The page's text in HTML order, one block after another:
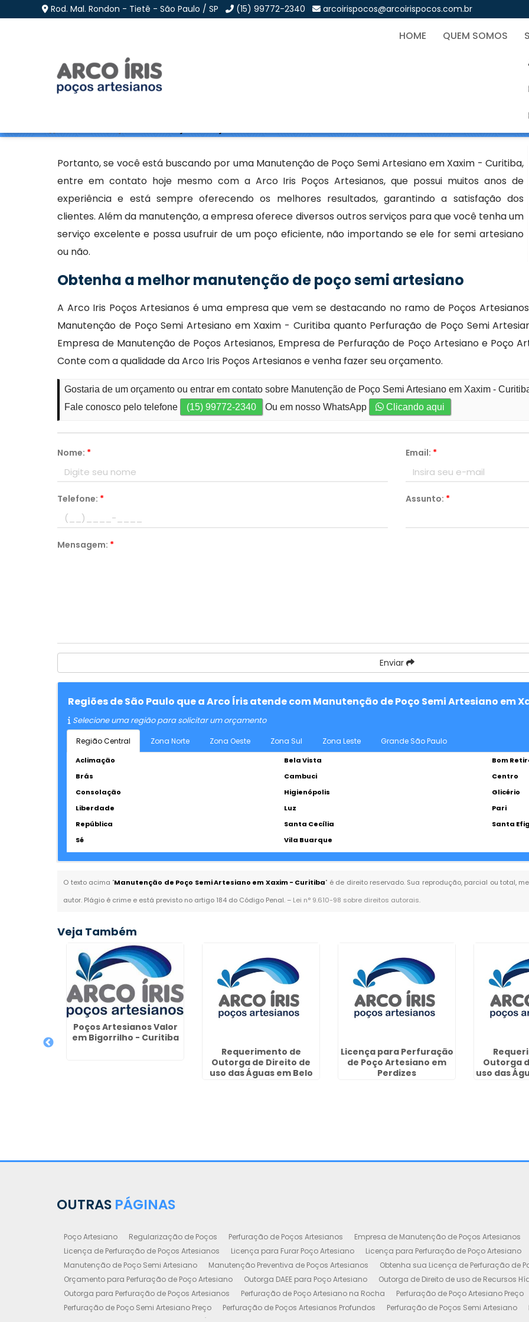
Rod. Mal. Rondon - Tietê - São Paulo / SP (15) 99772-2340 arcoirispocos@arcoirispocos.com.br
HOME QUEM SOMOS
Manutenção de Poço Semi Artesiano em Xaxim
Portanto, se você está buscando por uma Manutenção de Poço Semi Artesiano em Xaxim - Curitiba,
entre em contato hoje mesmo com a Arco Iris Poços Artesianos, que possui muitos anos de
experiência e está sempre oferecendo os melhores resultados, garantindo a satisfação dos
clientes. Além da manutenção, a empresa oferece diversos outros serviços para que você tenha um
serviço excelente e possa usufruir de um poço eficiente, não importando se ele for semi artesiano
ou não.
Obtenha a melhor manutenção de poço semi artesiano
A Arco Iris Poços Artesianos é uma empresa que vem se destacando no ramo de Poços
Manutenção de Poço Semi Artesiano em Xaxim - Curitiba quanto Perfuração de Poço Semi
Empresa de Manutenção de Poços Artesianos, Empresa de Perfuração de Poço Artesiano e Poço
Conte com a qualidade da Arco Iris Poços Artesianos e venha fazer seu orçamento.
Gostaria de um orçamento ou entrar em contato sobre Manutenção de Poço Semi Artesiano em Xaxim -
Fale conosco pelo telefone
(15) 99772-2340 Ou em nosso WhatsApp Clicando aqui
Nome: * Email: *
Telefone: * Assunto: *
Mensagem: *
Enviar
Regiões de São Paulo que a Arco Íris atende com Manutenção de Poço Semi Artesiano em
Selecione uma região para solicitar um orçamento
Região Central Zona Norte Zona Oeste Zona Sul Zona Leste Grande São Paulo
Aclimação Bela Vista
Bom
Brás
Cambuci
Centro
Consolação
Higienópolis
Glicério
Liberdade
Luz
Pari
República
Santa Cecília
Santa
Sé
Vila Buarque
O texto acima "Manutenção de Poço Semi Artesiano em Xaxim - Curitiba" é de direito reservado. Sua reprodução, parcial ou total,
autor. Plágio é crime e está previsto no artigo 184 do Código Penal. – Lei n° 9.610-98 sobre direitos autorais.
Veja Também
Poços Artesianos Valor
em Bigorrilho - Curitiba
Requerimento de
Outorga de Direito de
uso das Águas em Belo
Licença para Perfuração
de Poço Artesiano em
Perdizes
Outorga
uso das
OUTRAS PÁGINAS
Poço Artesiano Regularização de Poços Perfuração de Poços Artesianos Empresa de Manutenção de Poços Artesianos
Licença de Perfuração de Poços Artesianos
Licença para Furar Poço Artesiano Licença para Perfuração de Poço Artesiano
Manutenção de Poço Semi Artesiano
Manutenção Preventiva de Poços Artesianos Obtenha sua Licença de Perfuração de
Orçamento para Perfuração de Poço Artesiano
Outorga DAEE para Poço Artesiano
Outorga de Direito de uso de Recursos
Outorga para Perfuração de Poços Artesianos
Perfuração de Poço Artesiano na Rocha Perfuração de Poço Artesiano Preço
Perfuração de Poço Semi Artesiano Preço
Perfuração de Poços Artesianos Profundos Perfuração de Poços Semi Artesiano